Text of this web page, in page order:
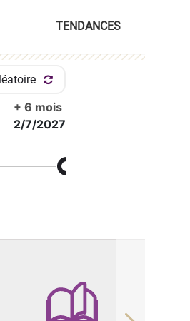
TENDANCES
+ 6 mois
2/7/2027